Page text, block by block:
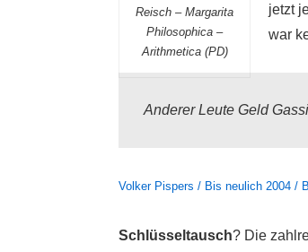
Reisch – Margarita
Philosophica –
Arithmetica (PD)
jetzt
war
Anderer Leute Geld
Volker Pispers / Bis neulich 2004 /
Schlüsseltausch? Die